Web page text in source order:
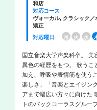
和店
対応コース
ヴォーカル, クラシック
矯正
対応曜日
月 火 水
国立音楽大学声楽科卒。
異色の経歴をもつ。 歌うこ
加え、呼吸や表情筋を使う
楽しさ」「音楽とエイジン
アまで幅広い方々に向けた
トのバックコーラスグルー